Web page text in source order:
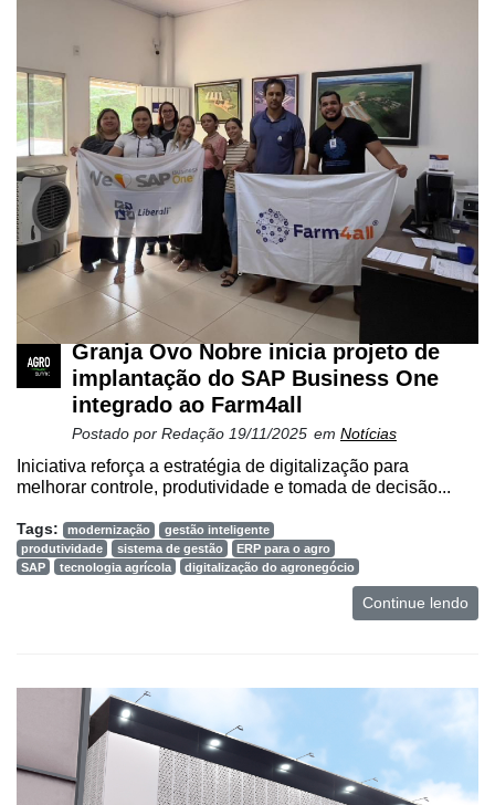
Granja Ovo Nobre inicia projeto de
implantação do SAP Business One
integrado ao Farm4all
Postado por Redação 19/11/2025 em Notícias
Iniciativa reforça a estratégia de digitalização para
melhorar controle, produtividade e tomada de decisão...
Tags: modernização
gestão inteligente
produtividade
sistema de gestão
ERP para o agro
SAP
tecnologia agrícola digitalização do agronegócio
Continue lendo